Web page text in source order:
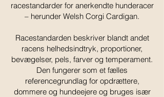
racestandarder for anerkendte hunderacer
– herunder Welsh Corgi Cardigan.
Racestandarden beskriver blandt andet
racens helhedsindtryk, proportioner,
bevægelser, pels, farver og temperament.
Den fungerer som et fælles
referencegrundlag for opdrættere,
dommere og hundeejere og bruges især